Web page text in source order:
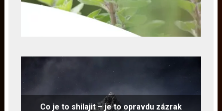
Co je to shilajit – je to opravdu zázrak